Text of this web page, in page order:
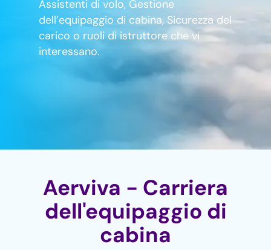
Assistenti di volo, Gestione
dell’equipaggio di cabina, Sicurezza del
carico o ruoli di istruttore che vi
interessano.
Aerviva - Carriera
dell'equipaggio di
cabina